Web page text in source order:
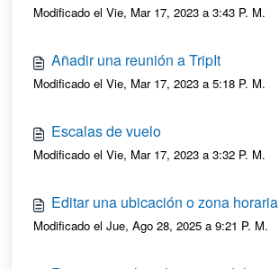
Modificado el Vie, Mar 17, 2023 a 3:43 P. M.
Añadir una reunión a TripIt
Modificado el Vie, Mar 17, 2023 a 5:18 P. M.
Escalas de vuelo
Modificado el Vie, Mar 17, 2023 a 3:32 P. M.
Editar una ubicación o zona horaria
Modificado el Jue, Ago 28, 2025 a 9:21 P. M.